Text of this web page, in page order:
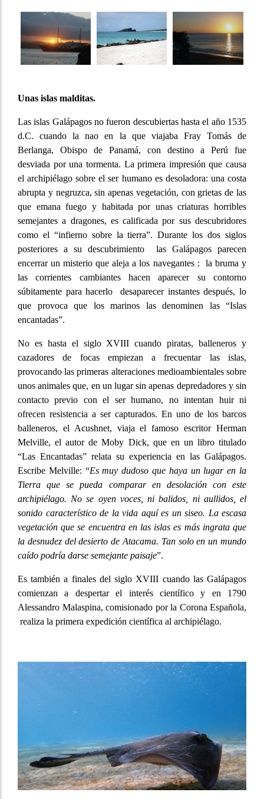
Unas islas malditas.
Las islas Galápagos no fueron descubiertas hasta el año 1535
d.C. cuando la nao en la que viajaba Fray Tomás de
Berlanga, Obispo de Panamá, con destino a Perú fue
desviada por una tormenta. La primera impresión que causa
el archipiélago sobre el ser humano es desoladora: una costa
abrupta y negruzca, sin apenas vegetación, con grietas de las
que emana fuego y habitada por unas criaturas horribles
semejantes a dragones, es calificada por sus descubridores
como el “infierno sobre la tierra”. Durante los dos siglos
posteriores a su descubrimiento las Galápagos parecen
encerrar un misterio que aleja a los navegantes : la bruma y
las corrientes cambiantes hacen aparecer su contorno
súbitamente para hacerlo desaparecer instantes después, lo
que provoca que los marinos las denominen las “Islas
encantadas”.
No es hasta el siglo XVIII cuando piratas, balleneros y
cazadores de focas empiezan a frecuentar las islas,
provocando las primeras alteraciones medioambientales sobre
unos animales que, en un lugar sin apenas depredadores y sin
contacto previo con el ser humano, no intentan huir ni
ofrecen resistencia a ser capturados. En uno de los barcos
balleneros, el Acushnet, viaja el famoso escritor Herman
Melville, el autor de Moby Dick, que en un libro titulado
“Las Encantadas” relata su experiencia en las Galápagos.
Escribe Melville: “Es muy dudoso que haya un lugar en la
Tierra que se pueda comparar en desolación con este
archipiélago. No se oyen voces, ni balidos, ni aullidos, el
sonido característico de la vida aquí es un siseo. La escasa
vegetación que se encuentra en las islas es más ingrata que
la desnudez del desierto de Atacama. Tan solo en un mundo
caído podría darse semejante paisaje”.
Es también a finales del siglo XVIII cuando las Galápagos
comienzan a despertar el interés científico y en 1790
Alessandro Malaspina, comisionado por la Corona Española,
realiza la primera expedición científica al archipiélago.